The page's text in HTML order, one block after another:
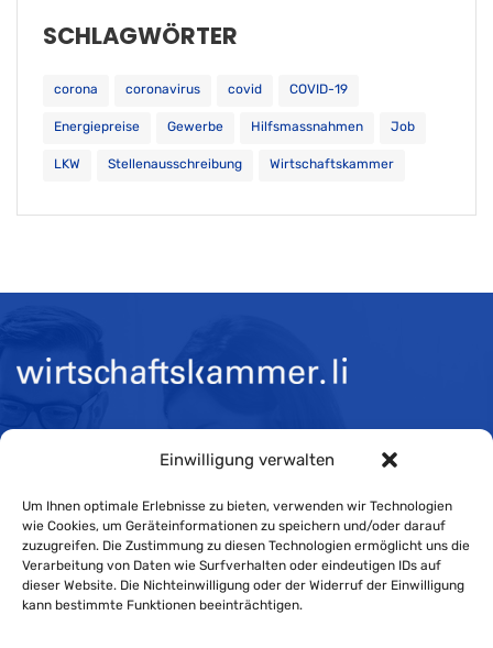
Einwilligung verwalten
Um Ihnen optimale Erlebnisse zu bieten, verwenden wir Technologien
wie Cookies, um Geräteinformationen zu speichern und/oder darauf
zuzugreifen. Die Zustimmung zu diesen Technologien ermöglicht uns die
Verarbeitung von Daten wie Surfverhalten oder eindeutigen IDs auf
dieser Website. Die Nichteinwilligung oder der Widerruf der Einwilligung
kann bestimmte Funktionen beeinträchtigen.
SCHLAGWÖRTER
corona coronavirus covid COVID-19
Energiepreise Gewerbe Hilfsmassnahmen Job
LKW Stellenausschreibung Wirtschaftskammer
Mo-Do 08:00 bis 11:30 und 13:30 bis 16:30 Uhr
Fr 08:00 bis 11:30 und 13:30 bis 16:00 Uhr
Impressum